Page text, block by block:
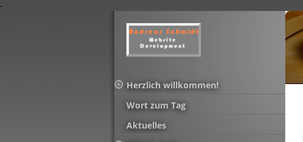
-
Herzlich willkommen!
Wort zum Tag
Aktuelles